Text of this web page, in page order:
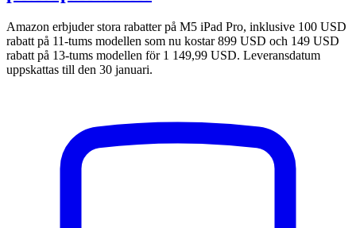
Amazon erbjuder stora rabatter på M5 iPad Pro, inklusive 100 USD
rabatt på 11-tums modellen som nu kostar 899 USD och 149 USD
rabatt på 13-tums modellen för 1 149,99 USD. Leveransdatum
uppskattas till den 30 januari.